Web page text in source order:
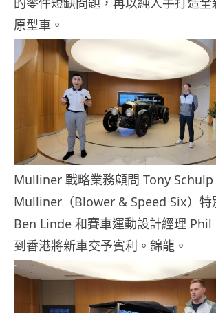
原型車。
Mulliner 戰略業務顧問 Tony Schulp
Mulliner（Blower & Speed Six）特
Ben Linde 和賽車運動設計經理 Phil
到香港將新車交予賓利。錦龍。